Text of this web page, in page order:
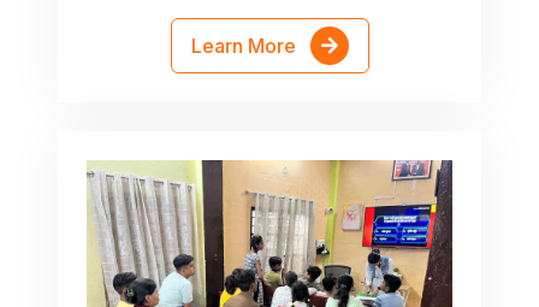
Learn More